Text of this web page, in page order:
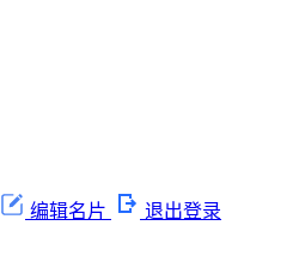
编辑名片 退出登录